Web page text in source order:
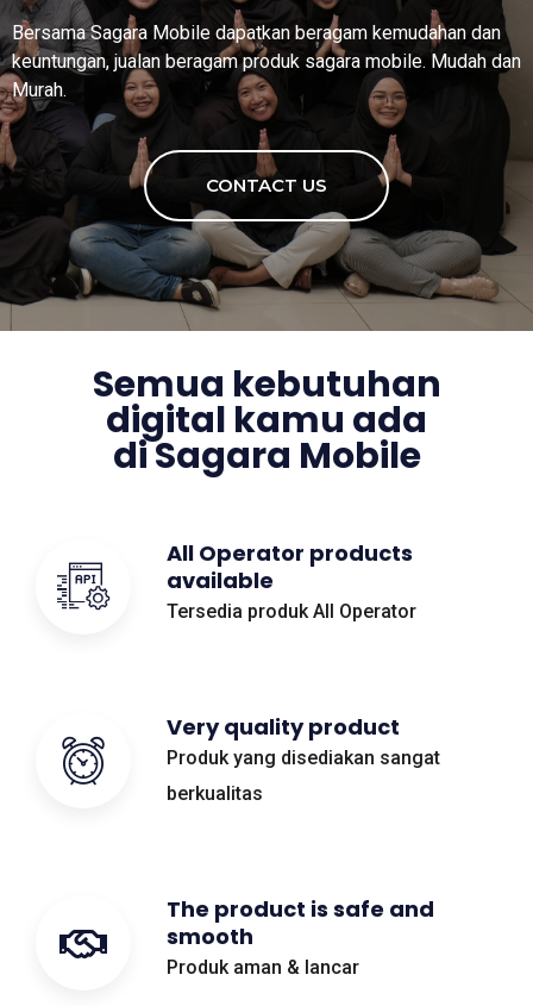
Bersama Sagara Mobile dapatkan beragam kemudahan dan
keuntungan, jualan beragam produk sagara mobile. Mudah dan
Murah.
CONTACT US
Semua kebutuhan
digital kamu ada
di Sagara Mobile
All Operator products
available
Tersedia produk All Operator
Very quality product
Produk yang disediakan sangat
berkualitas
The product is safe and
smooth
Produk aman & lancar